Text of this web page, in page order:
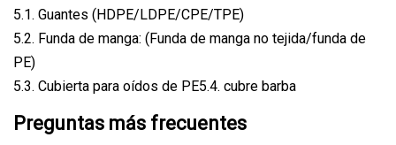
5.1. Guantes (HDPE/LDPE/CPE/TPE)
5.2. Funda de manga: (Funda de manga no tejida/funda de
PE)
5.3. Cubierta para oídos de PE5.4. cubre barba
Preguntas más frecuentes